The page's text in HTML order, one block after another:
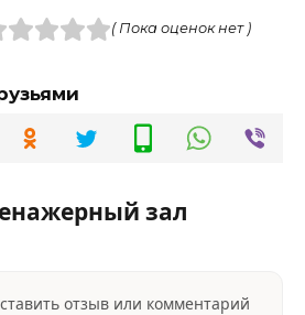
( Пока оценок нет )
зал
отзыв или комментарий